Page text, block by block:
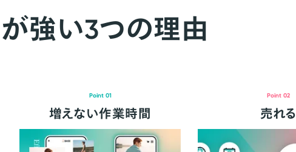
強い3つの理由
Point 01
増えない作業時間
Point 02
売れる